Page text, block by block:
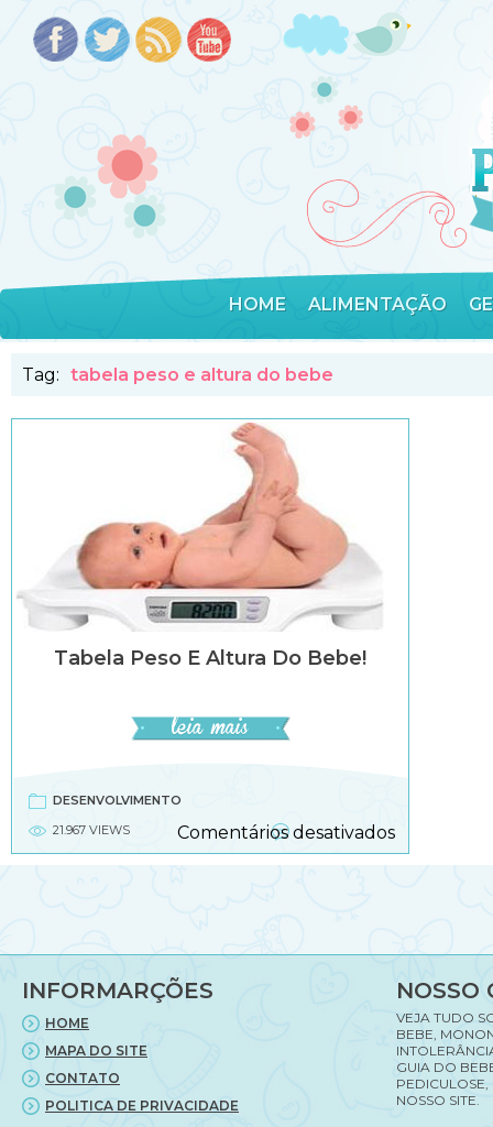
HOME ALIMENTAÇÃO
Tag: tabela peso e altura do bebe
Tabela Peso E Altura Do Bebe!
DESENVOLVIMENTO
21.967 VIEWS
Comentários desativadosem
Tabela
bebe!
INFORMARÇÕES
HOME
MAPA DO SITE
CONTATO
POLITICA DE PRIVACIDADE
NOSSO
VEJA TUDO
BEBE,
GUIA DO
PEDICULOSE,
NOSSO SITE.